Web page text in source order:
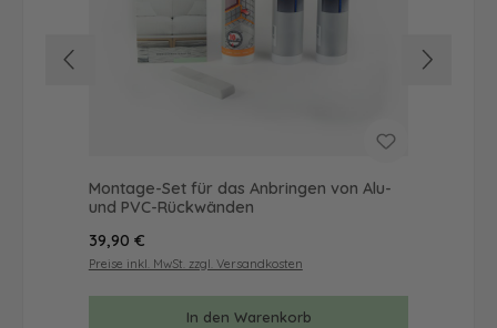
Montage-Set für das Anbringen von Alu-
und PVC-Rückwänden
Regulärer Preis:
39,90 €
Preise inkl. MwSt. zzgl. Versandkosten
In den Warenkorb